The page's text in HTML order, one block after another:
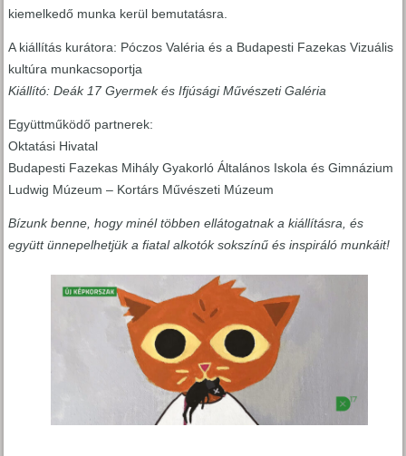
kiemelkedő munka kerül bemutatásra.
A kiállítás kurátora: Póczos Valéria és a Budapesti Fazekas Vizuális
kultúra munkacsoportja
Kiállító: Deák 17 Gyermek és Ifjúsági Művészeti Galéria
Együttműködő partnerek:
Oktatási Hivatal
Budapesti Fazekas Mihály Gyakorló Általános Iskola és Gimnázium
Ludwig Múzeum – Kortárs Művészeti Múzeum
Bízunk benne, hogy minél többen ellátogatnak a kiállításra, és
együtt ünnepelhetjük a fiatal alkotók sokszínű és inspiráló munkáit!